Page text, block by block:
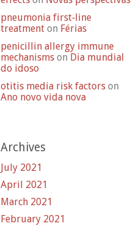
pneumonia first‑line
treatment on Férias
penicillin allergy immune
mechanisms on Dia mundial
do idoso
otitis media risk factors on
Ano novo vida nova
Archives
July 2021
April 2021
March 2021
February 2021